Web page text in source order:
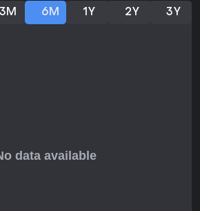
brinda una sesión memorable y
3M 6M 1Y 2Y 3Y